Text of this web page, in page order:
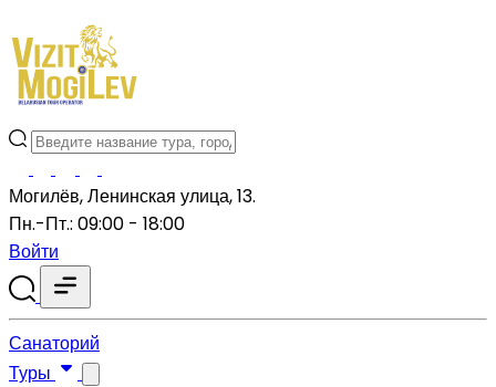
Могилёв, Ленинская улица, 13.
Пн.-Пт.: 09:00 - 18:00
Войти
Санаторий
Туры